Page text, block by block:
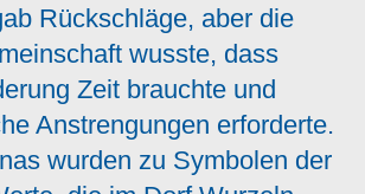
Rückschläge, aber die
wusste, dass
Zeit brauchte und
Anstrengungen erforderte.
wurden zu Symbolen der